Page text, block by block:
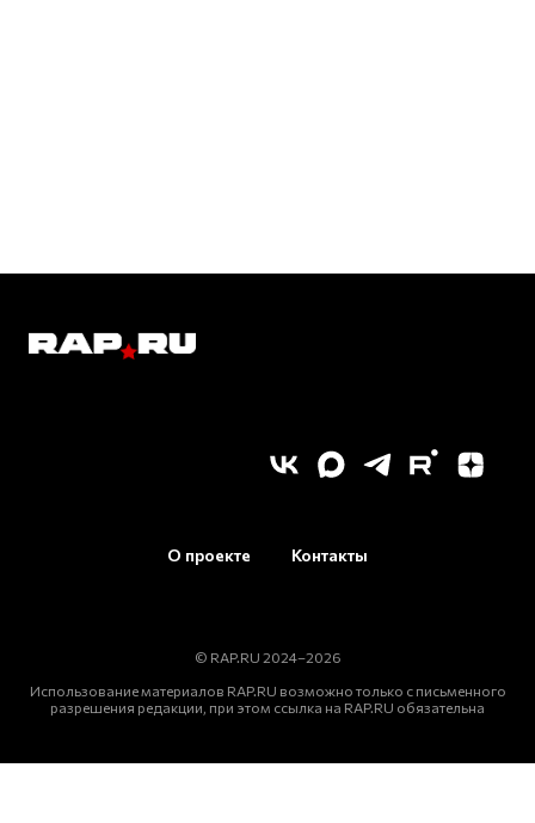
О проекте Контакты
© RAP.RU 2024–2026
Использование материалов RAP.RU возможно только с письменного
разрешения редакции, при этом ссылка на RAP.RU обязательна